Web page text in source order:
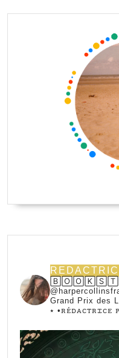
Grand Prix des
⭑ •ꭱꭼ́ꭰꭺꮯꭲꭱꮖꮯꭼ